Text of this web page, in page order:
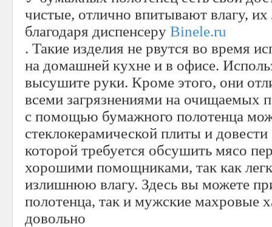
чистые, отлично впитывают влагу, их
благодаря диспенсеру Binele.ru
. Такие изделия не рвутся во время
на домашней кухне и в офисе.
высушите руки. Кроме этого, они
всеми загрязнениями на очищаемых
с помощью бумажного полотенца
стеклокерамической плиты и
которой требуется обсушить мясо
хорошими помощниками, так как
излишнюю влагу. Здесь вы можете
полотенца, так и мужские махровые
довольно